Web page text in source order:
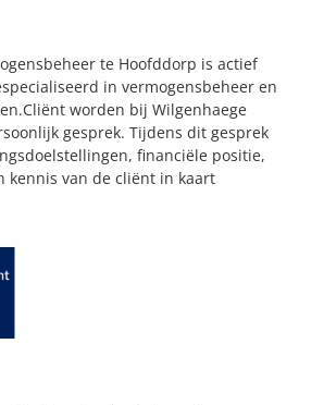
te Hoofddorp is actief
in vermogensbeheer en
worden bij Wilgenhaege
gesprek. Tijdens dit gesprek
financiële positie,
kennis van de cliënt in kaart